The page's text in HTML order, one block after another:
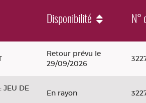
Disponibilité N°
Retour prévu le
29/09/2026
JEU DE
En rayon